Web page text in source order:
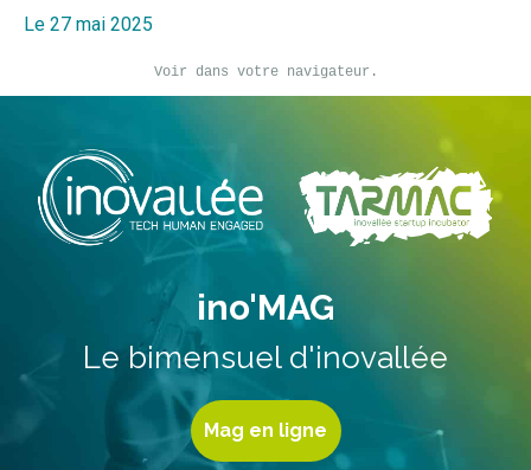
Le 27 mai 2025
Voir dans votre navigateur.
ino'MAG
Le bimensuel d'inovallée
Mag en ligne